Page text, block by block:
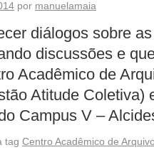
por manuelamaia
diálogos sobre
discussões e
Acadêmico de
Atitude Coletiva)
Campus V –
tag Centro Acadêmico de